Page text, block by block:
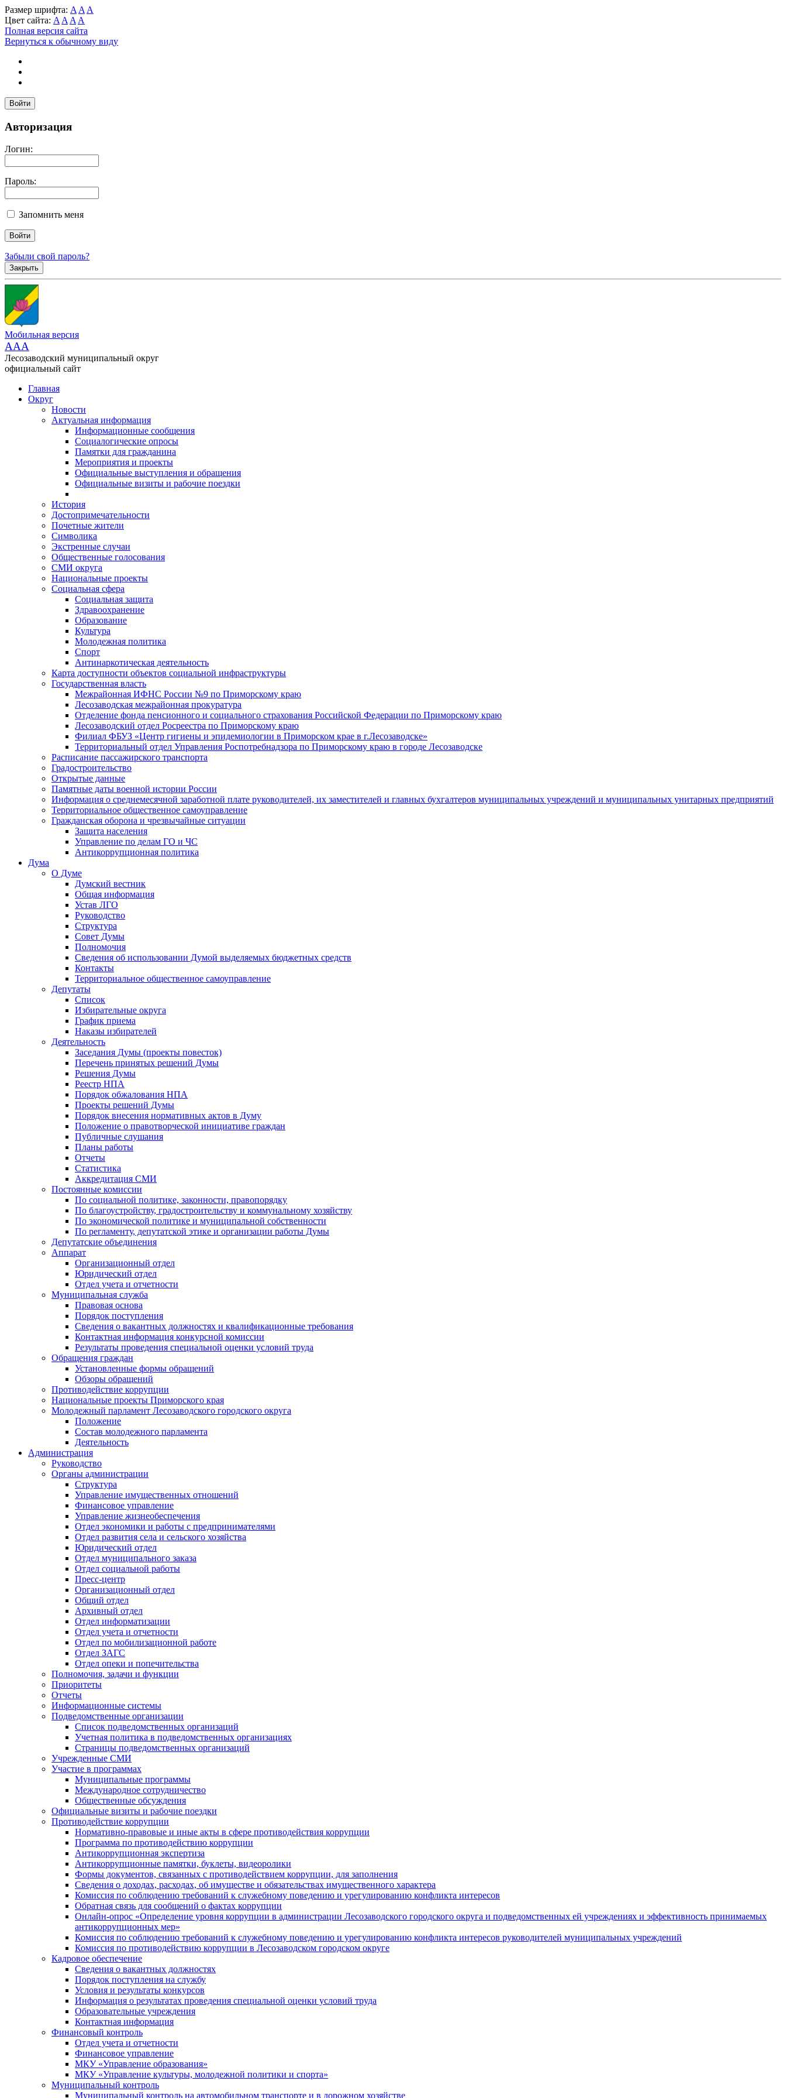
Размер шрифта: A A A
Цвет сайта: A A A A
Полная версия сайта
Вернуться к обычному виду
Войти
Авторизация
Логин:
Пароль:
Запомнить меня
Забыли свой пароль?
Закрыть
Мобильная версия
AAA
Лесозаводский муниципальный округ
официальный сайт
Главная
Округ
Новости
Актуальная информация
Информационные сообщения
Социалогические опросы
Памятки для гражданина
Мероприятия и проекты
Официальные выступления и обращения
Официальные визиты и рабочие поездки
История
Достопримечательности
Почетные жители
Символика
Экстренные случаи
Общественные голосования
СМИ округа
Национальные проекты
Социальная сфера
Социальная защита
Здравоохранение
Образование
Культура
Молодежная политика
Спорт
Антинаркотическая деятельность
Карта доступности объектов социальной инфраструктуры
Государственная власть
Межрайонная ИФНС России №9 по Приморскому краю
Лесозаводская межрайонная прокуратура
Отделение фонда пенсионного и социального страхования Российской Федерации по Приморскому краю
Лесозаводский отдел Росреестра по Приморскому краю
Филиал ФБУЗ «Центр гигиены и эпидемиологии в Приморском крае в г.Лесозаводске»
Территориальный отдел Управления Роспотребнадзора по Приморскому краю в городе Лесозаводске
Расписание пассажирского транспорта
Градостроительство
Открытые данные
Памятные даты военной истории России
Информация о среднемесячной заработной плате руководителей, их заместителей и главных бухгалтеров муниципальных учреждений и муниципальных унитарных предприятий
Территориальное общественное самоуправление
Гражданская оборона и чрезвычайные ситуации
Защита населения
Управление по делам ГО и ЧС
Антикоррупционная политика
Дума
О Думе
Думский вестник
Общая информация
Устав ЛГО
Руководство
Структура
Совет Думы
Полномочия
Сведения об использовании Думой выделяемых бюджетных средств
Контакты
Территориальное общественное самоуправление
Депутаты
Список
Избирательные округа
График приема
Наказы избирателей
Деятельность
Заседания Думы (проекты повесток)
Перечень принятых решений Думы
Решения Думы
Реестр НПА
Порядок обжалования НПА
Проекты решений Думы
Порядок внесения нормативных актов в Думу
Положение о правотворческой инициативе граждан
Публичные слушания
Планы работы
Отчеты
Статистика
Аккредитация СМИ
Постоянные комиссии
По социальной политике, законности, правопорядку
По благоустройству, градостроительству и коммунальному хозяйству
По экономической политике и муниципальной собственности
По регламенту, депутатской этике и организации работы Думы
Депутатские объединения
Аппарат
Организационный отдел
Юридический отдел
Отдел учета и отчетности
Муниципальная служба
Правовая основа
Порядок поступления
Сведения о вакантных должностях и квалификационные требования
Контактная информация конкурсной комиссии
Результаты проведения специальной оценки условий труда
Обращения граждан
Установленные формы обращений
Обзоры обращений
Противодействие коррупции
Национальные проекты Приморского края
Молодежный парламент Лесозаводского городского округа
Положение
Состав молодежного парламента
Деятельность
Администрация
Руководство
Органы администрации
Структура
Управление имущественных отношений
Финансовое управление
Управление жизнеобеспечения
Отдел экономики и работы с предпринимателями
Отдел развития села и сельского хозяйства
Юридический отдел
Отдел муниципального заказа
Отдел социальной работы
Пресс-центр
Организационный отдел
Общий отдел
Архивный отдел
Отдел информатизации
Отдел учета и отчетности
Отдел по мобилизационной работе
Отдел ЗАГС
Отдел опеки и попечительства
Полномочия, задачи и функции
Приоритеты
Отчеты
Информационные системы
Подведомственные организации
Список подведомственных организаций
Учетная политика в подведомственных организациях
Страницы подведомственных организаций
Учрежденные СМИ
Участие в программах
Муниципальные программы
Международное сотрудничество
Общественные обсуждения
Официальные визиты и рабочие поездки
Противодействие коррупции
Нормативно-правовые и иные акты в сфере противодействия коррупции
Программа по противодействию коррупции
Антикоррупционная экспертиза
Антикоррупционные памятки, буклеты, видеоролики
Формы документов, связанных с противодействием коррупции, для заполнения
Сведения о доходах, расходах, об имуществе и обязательствах имущественного характера
Комиссия по соблюдению требований к служебному поведению и урегулированию конфликта интересов
Обратная связь для сообщений о фактах коррупции
Онлайн-опрос «Определение уровня коррупции в администрации Лесозаводского городского округа и подведомственных ей учреждениях и эффективность принимаемых
антикоррупционных мер»
Комиссия по соблюдению требований к служебному поведению и урегулированию конфликта интересов руководителей муниципальных учреждений
Комиссия по противодействию коррупции в Лесозаводском городском округе
Кадровое обеспечение
Сведения о вакантных должностях
Порядок поступления на службу
Условия и результаты конкурсов
Информация о результатах проведения специальной оценки условий труда
Образовательные учреждения
Контактная информация
Финансовый контроль
Отдел учета и отчетности
Финансовое управление
МКУ «Управление образования»
МКУ «Управление культуры, молодежной политики и спорта»
Муниципальный контроль
Муниципальный контроль на автомобильном транспорте и в дорожном хозяйстве